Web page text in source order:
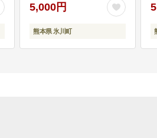
5,000円
熊本県 氷川町